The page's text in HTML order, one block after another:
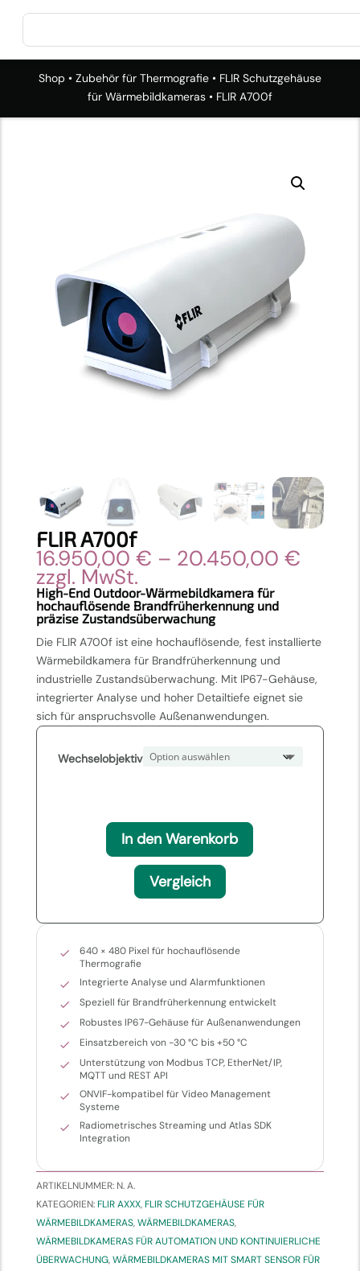
Shop • Zubehör für Thermografie• FLIR Schutzgehäuse
für Wärmebildkameras• FLIR A700f
FLIR A700f
16.950,00 € – 20.450,00 €
zzgl. MwSt.
High-End Outdoor-Wärmebildkamera für
hochauflösende Brandfrüherkennung und
präzise Zustandsüberwachung
Die FLIR A700f ist eine hochauflösende, fest installierte
Wärmebildkamera für Brandfrüherkennung und
industrielle Zustandsüberwachung. Mit IP67-Gehäuse,
integrierter Analyse und hoher Detailtiefe eignet sie
sich für anspruchsvolle Außenanwendungen.
Wechselobjektiv
In den Warenkorb
Vergleich
640 × 480 Pixel für hochauflösende
Thermografie
Integrierte Analyse und Alarmfunktionen
Speziell für Brandfrüherkennung entwickelt
Robustes IP67-Gehäuse für Außenanwendungen
Einsatzbereich von -30 °C bis +50 °C
Unterstützung von Modbus TCP, EtherNet/IP,
MQTT und REST API
ONVIF-kompatibel für Video Management
Systeme
Radiometrisches Streaming und Atlas SDK
Integration
ARTIKELNUMMER: N. A.
KATEGORIEN:FLIR AXXX,FLIR SCHUTZGEHÄUSE FÜR
WÄRMEBILDKAMERAS,WÄRMEBILDKAMERAS,
WÄRMEBILDKAMERAS FÜR AUTOMATION UND KONTINUIERLICHE
ÜBERWACHUNG,WÄRMEBILDKAMERAS MIT SMART SENSOR FÜR